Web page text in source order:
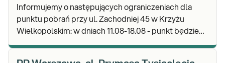
Informujemy o następujących ograniczeniach dla
punktu pobrań przy ul. Zachodniej 45 w Krzyżu
Wielkopolskim: w dniach 11.08-18.08 - punkt będzie